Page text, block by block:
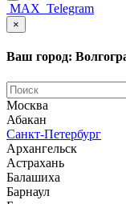
MAX Telegram
×
Ваш город:
Москва
Абакан
Санкт-Петербург
Архангельск
Астрахань
Балашиха
Барнаул